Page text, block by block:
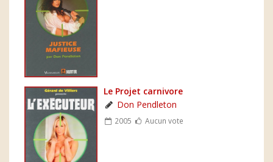
Le Projet carnivore
Don Pendleton
2005 Aucun vote